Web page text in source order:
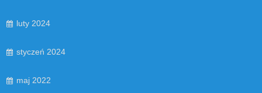
luty 2024
styczeń 2024
maj 2022